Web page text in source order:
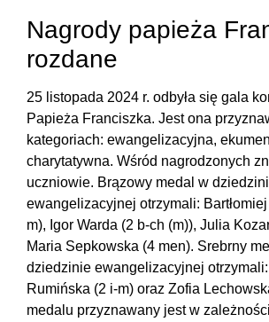
Nagrody papieża
rozdane
25 listopada 2024 r. odbyła się gala
Papieża Franciszka. Jest ona
kategoriach: ewangelizacyjna,
charytatywna. Wśród nagrodzonych
uczniowie. Brązowy medal w
ewangelizacyjnej otrzymali:
m), Igor Warda (2 b-ch (m)), Julia
Maria Sepkowska (4 men). Srebrny
dziedzinie ewangelizacyjnej
Rumińska (2 i-m) oraz Zofia
medalu przyznawany jest w